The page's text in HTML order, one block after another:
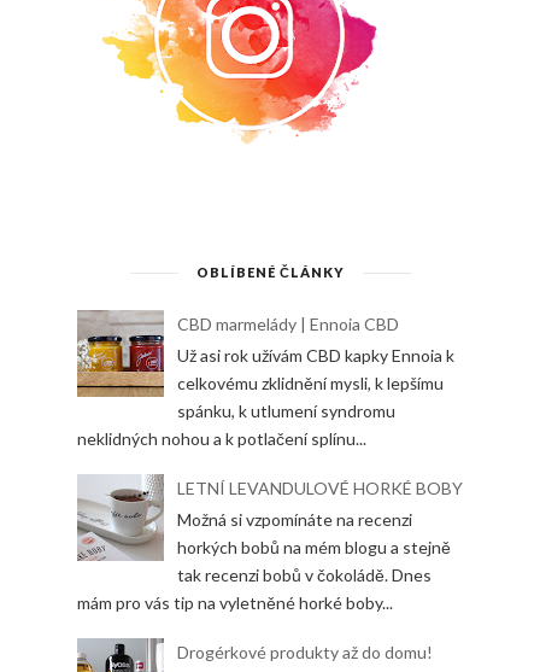
OBLÍBENÉ ČLÁNKY
CBD marmelády | Ennoia CBD
Už asi rok užívám CBD kapky Ennoia k
celkovému zklidnění mysli, k lepšímu
spánku, k utlumení syndromu
neklidných nohou a k potlačení splínu...
LETNÍ LEVANDULOVÉ HORKÉ BOBY
Možná si vzpomínáte na recenzi
horkých bobů na mém blogu a stejně
tak recenzi bobů v čokoládě. Dnes
mám pro vás tip na vyletněné horké boby...
Drogérkové produkty až do domu!